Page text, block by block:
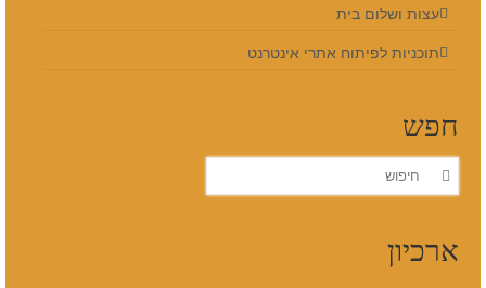
עצות ושלום בית
תוכניות לפיתוח אתרי אינטרנט
חפש
חפש
ארכיון